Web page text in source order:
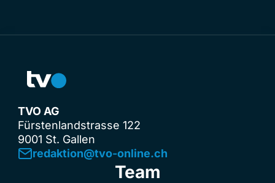
TVO AG
Fürstenlandstrasse 122
9001 St. Gallen
redaktion@tvo-online.ch
Team